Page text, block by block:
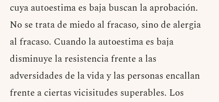
cuya autoestima es baja buscan la aprobación.
No se trata de miedo al fracaso, sino de alergia
al fracaso. Cuando la autoestima es baja
disminuye la resistencia frente a las
adversidades de la vida y las personas encallan
frente a ciertas vicisitudes superables. Los